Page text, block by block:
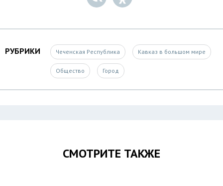
РУБРИКИ Чеченская Республика Кавказ в большом мире
Общество Город
СМОТРИТЕ ТАКЖЕ